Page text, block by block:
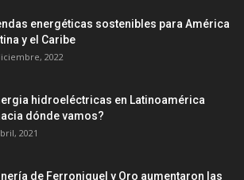
energéticas sostenibles para América
y el Caribe
2022
hidroeléctricas en Latinoamérica
dónde vamos?
2021
de Ferroniquel y Oro aumentaron las